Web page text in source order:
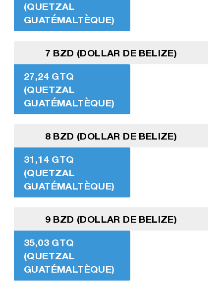
(QUETZAL
GUATÉMALTÈQUE)
7 BZD (DOLLAR DE BELIZE)
27,24 GTQ
(QUETZAL
GUATÉMALTÈQUE)
8 BZD (DOLLAR DE BELIZE)
31,14 GTQ
(QUETZAL
GUATÉMALTÈQUE)
9 BZD (DOLLAR DE BELIZE)
35,03 GTQ
(QUETZAL
GUATÉMALTÈQUE)